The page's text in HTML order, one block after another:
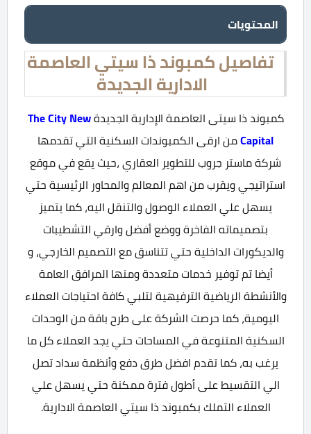
المحتويات
تفاصيل كمبوند ذا سيتي العاصمة
الادارية الجديدة
كمبوند ذا سيتى العاصمة الإدارية الجديدةThe City New
Capitalمن ارقى الكمبوندات السكنية التي تقدمها
شركة ماستر جروب للتطوير العقاري ،حيث يقع في موقع
استراتيجي ويقرب من اهم المعالم والمحاور الرئيسية حتي
يسهل علي العملاء الوصول والتنقل اليه، كما يتميز
بتصميماته الفاخرة ووضع أفضل وارقي التشطيبات
والديكورات الداخلية حتي تتناسق مع التصميم الخارجي، و
أيضا تم توفير خدمات متعددة ومنها المرافق العامة
والأنشطة الرياضية الترفيهية لتلبي كافة احتياجات العملاء
اليومية، كما حرصت الشركة على طرح باقة من الوحدات
السكنية المتنوعة في المساحات حتي يجد العملاء كل ما
يرغب به، كما تقدم افضل طرق دفع وأنظمة سداد تصل
الي التقسيط على أطول فترة ممكنة حتي يسهل علي
العملاء التملك بكمبوند ذا سيتي العاصمة الادارية.